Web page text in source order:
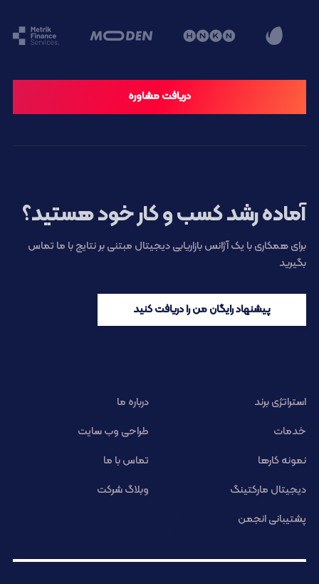
دریافت مشاوره
آماده رشد کسب و کار خود هستید؟
برای همکاری با یک آژانس بازاریابی دیجیتال مبتنی بر نتایج با ما تماس
بگیرید
پیشنهاد رایگان من را دریافت کنید
استراتژی برند
درباره ما
خدمات
طراحی وب سایت
نمونه کارها
تماس با ما
دیجیتال مارکتینگ
وبلاگ شرکت
پشتیبانی انجمن